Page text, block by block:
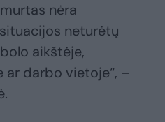
nėra
neturėtų
aikštėje,
ar darbo vietoje“, –